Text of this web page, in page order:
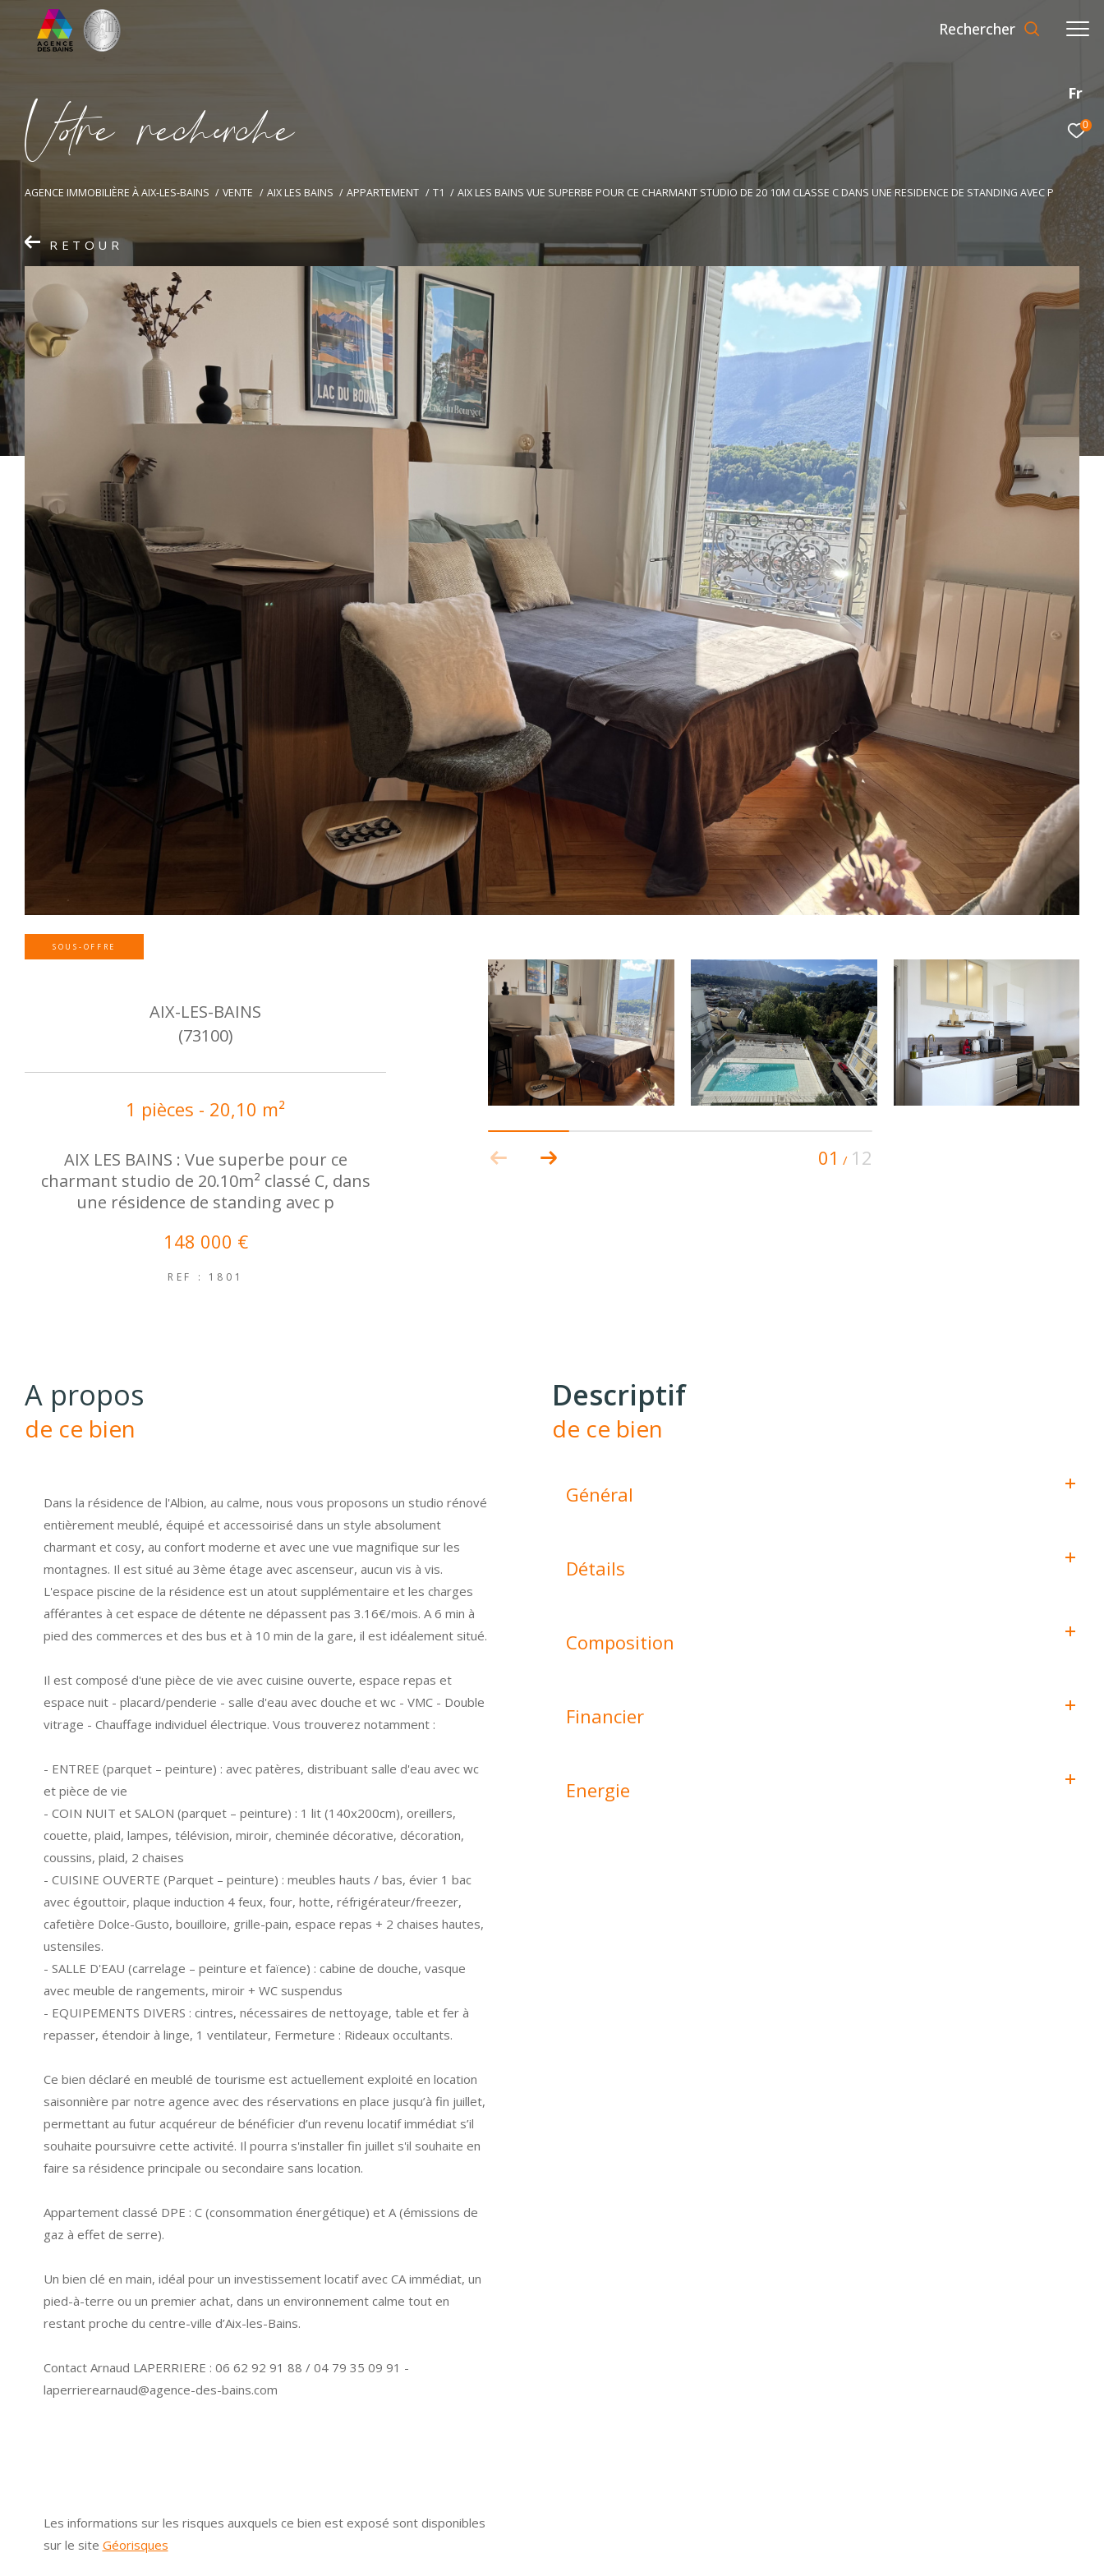
Fr
0
Rechercher
Vore recece
AGENCE IMMOBILIÈRE À AIX-LES-BAINS VENTE AIX LES BAINS APPARTEMENT T1 AIX LES BAINS VUE SUPERBE POUR CE CHARMANT STUDIO DE 20 10M CLASSE C DANS UNE RESIDENCE DE STANDING AVEC P
RETOUR
SOUS-OFFRE
01 / 12
AIX-LES-BAINS
(73100)
1 pièces - 20,10 m²
AIX LES BAINS : Vue superbe pour ce
charmant studio de 20.10m² classé C, dans
une résidence de standing avec p
148 000 €
REF : 1801
a propos
de ce bien
Dans la résidence de l'Albion, au calme, nous vous proposons un studio rénové
entièrement meublé, équipé et accessoirisé dans un style absolument
charmant et cosy, au confort moderne et avec une vue magnifique sur les
montagnes. Il est situé au 3ème étage avec ascenseur, aucun vis à vis.
L'espace piscine de la résidence est un atout supplémentaire et les charges
afférantes à cet espace de détente ne dépassent pas 3.16€/mois. A 6 min à
pied des commerces et des bus et à 10 min de la gare, il est idéalement situé.
Il est composé d'une pièce de vie avec cuisine ouverte, espace repas et
espace nuit - placard/penderie - salle d'eau avec douche et wc - VMC - Double
vitrage - Chauffage individuel électrique. Vous trouverez notamment :
- ENTREE (parquet – peinture) : avec patères, distribuant salle d'eau avec wc
et pièce de vie
- COIN NUIT et SALON (parquet – peinture) : 1 lit (140x200cm), oreillers,
couette, plaid, lampes, télévision, miroir, cheminée décorative, décoration,
coussins, plaid, 2 chaises
- CUISINE OUVERTE (Parquet – peinture) : meubles hauts / bas, évier 1 bac
avec égouttoir, plaque induction 4 feux, four, hotte, réfrigérateur/freezer,
cafetière Dolce-Gusto, bouilloire, grille-pain, espace repas + 2 chaises hautes,
ustensiles.
- SALLE D'EAU (carrelage – peinture et faïence) : cabine de douche, vasque
avec meuble de rangements, miroir + WC suspendus
- EQUIPEMENTS DIVERS : cintres, nécessaires de nettoyage, table et fer à
repasser, étendoir à linge, 1 ventilateur, Fermeture : Rideaux occultants.
Ce bien déclaré en meublé de tourisme est actuellement exploité en location
saisonnière par notre agence avec des réservations en place jusqu’à fin juillet,
permettant au futur acquéreur de bénéficier d’un revenu locatif immédiat s’il
souhaite poursuivre cette activité. Il pourra s'installer fin juillet s'il souhaite en
faire sa résidence principale ou secondaire sans location.
Appartement classé DPE : C(consommation énergétique) et A(émissions de
gaz à effet de serre).
Un bien clé en main, idéal pour un investissement locatif avec CA immédiat, un
pied-à-terre ou un premier achat, dans un environnement calme tout en
restant proche du centre-ville d’Aix-les-Bains.
Contact Arnaud LAPERRIERE : 06 62 92 91 88 / 04 79 35 09 91 -
laperrierearnaud@agence-des-bains.com
Les informations sur les risques auxquels ce bien est exposé sont disponibles
sur le site Géorisques
descriptif
de ce bien
Général
Détails
Composition
Financier
Energie